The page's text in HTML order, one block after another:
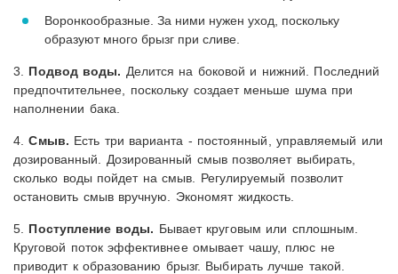
Воронкообразные. За ними нужен уход, поскольку
образуют много брызг при сливе.
3. Подвод воды. Делится на боковой и нижний. Последний
предпочтительнее, поскольку создает меньше шума при
наполнении бака.
4. Смыв. Есть три варианта - постоянный, управляемый или
дозированный. Дозированный смыв позволяет выбирать,
сколько воды пойдет на смыв. Регулируемый позволит
остановить смыв вручную. Экономят жидкость.
5. Поступление воды. Бывает круговым или сплошным.
Круговой поток эффективнее омывает чашу, плюс не
приводит к образованию брызг. Выбирать лучше такой.